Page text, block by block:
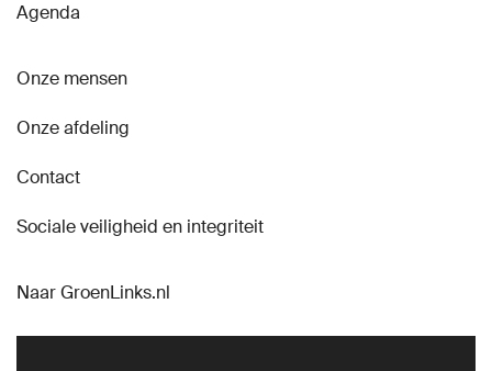
Agenda
Onze mensen
Onze afdeling
Contact
Sociale veiligheid en integriteit
Naar GroenLinks.nl